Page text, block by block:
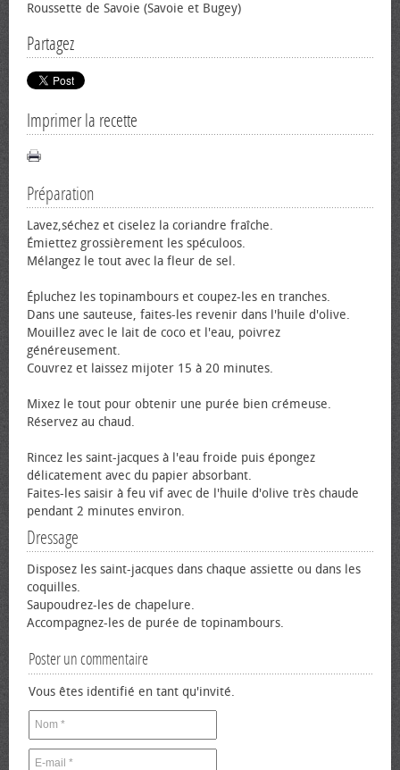
Roussette de Savoie (Savoie et Bugey)
Partagez
Imprimer la recette
Préparation
Lavez,séchez et ciselez la coriandre fraîche.
Émiettez grossièrement les spéculoos.
Mélangez le tout avec la fleur de sel.
Épluchez les topinambours et coupez-les en tranches.
Dans une sauteuse, faites-les revenir dans l'huile d'olive.
Mouillez avec le lait de coco et l'eau, poivrez
généreusement.
Couvrez et laissez mijoter 15 à 20 minutes.
Mixez le tout pour obtenir une purée bien crémeuse.
Réservez au chaud.
Rincez les saint-jacques à l'eau froide puis épongez
délicatement avec du papier absorbant.
Faites-les saisir à feu vif avec de l'huile d'olive très chaude
pendant 2 minutes environ.
Dressage
Disposez les saint-jacques dans chaque assiette ou dans les
coquilles.
Saupoudrez-les de chapelure.
Accompagnez-les de purée de topinambours.
Poster un commentaire
Vous êtes identifié en tant qu'invité.